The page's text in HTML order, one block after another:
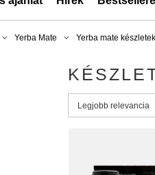
Yerba Mate Yerba mate készletek
A rendezés
Legjobb relevancia